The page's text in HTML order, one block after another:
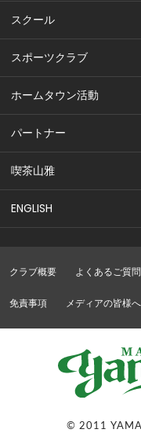
スクール
スポーツクラブ
ホームタウン活動
パートナー
喫茶山雅
ENGLISH
クラブ概要 よくあるご質問
免責事項 メディアの皆様へ
© 2011